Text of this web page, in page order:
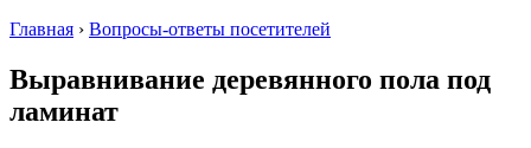
Главная › Вопросы-ответы посетителей
Выравнивание деревянного пола под
ламинат